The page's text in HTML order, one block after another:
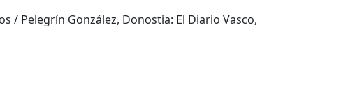
/ Pelegrín González, Donostia: El Diario Vasco,